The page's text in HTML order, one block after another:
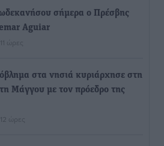
σήμερα ο Πρέσβης
Aguiar
ώρες
στα νησιά κυριάρχησε στη
Μάγγου με τον πρόεδρο της
ώρες